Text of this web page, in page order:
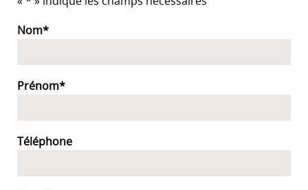
Nom*
Prénom*
Téléphone